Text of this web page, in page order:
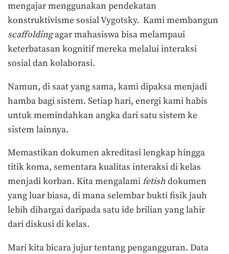
mengajar menggunakan pendekatan
konstruktivisme sosial Vygotsky. Kami membangun
scaffoldingagar mahasiswa bisa melampaui
keterbatasan kognitif mereka melalui interaksi
sosial dan kolaborasi.
Namun, di saat yang sama, kami dipaksa menjadi
hamba bagi sistem. Setiap hari, energi kami habis
untuk memindahkan angka dari satu sistem ke
sistem lainnya.
Memastikan dokumen akreditasi lengkap hingga
titik koma, sementara kualitas interaksi di kelas
menjadi korban. Kita mengalamifetishdokumen
yang luar biasa, di mana selembar bukti fisik jauh
lebih dihargai daripada satu ide brilian yang lahir
dari diskusi di kelas.
Mari kita bicara jujur tentang pengangguran. Data